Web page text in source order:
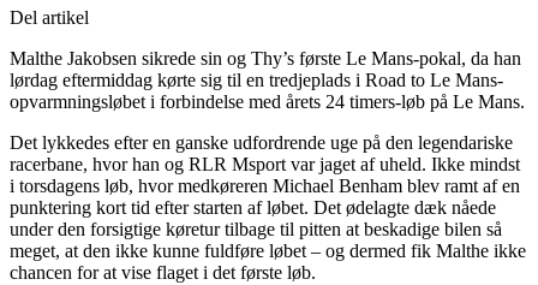
Del artikel
Malthe Jakobsen sikrede sin og Thy’s første Le Mans-pokal, da han
lørdag eftermiddag kørte sig til en tredjeplads i Road to Le Mans-
opvarmningsløbet i forbindelse med årets 24 timers-løb på Le Mans.
Det lykkedes efter en ganske udfordrende uge på den legendariske
racerbane, hvor han og RLR Msport var jaget af uheld. Ikke mindst
i torsdagens løb, hvor medkøreren Michael Benham blev ramt af en
punktering kort tid efter starten af løbet. Det ødelagte dæk nåede
under den forsigtige køretur tilbage til pitten at beskadige bilen så
meget, at den ikke kunne fuldføre løbet – og dermed fik Malthe ikke
chancen for at vise flaget i det første løb.